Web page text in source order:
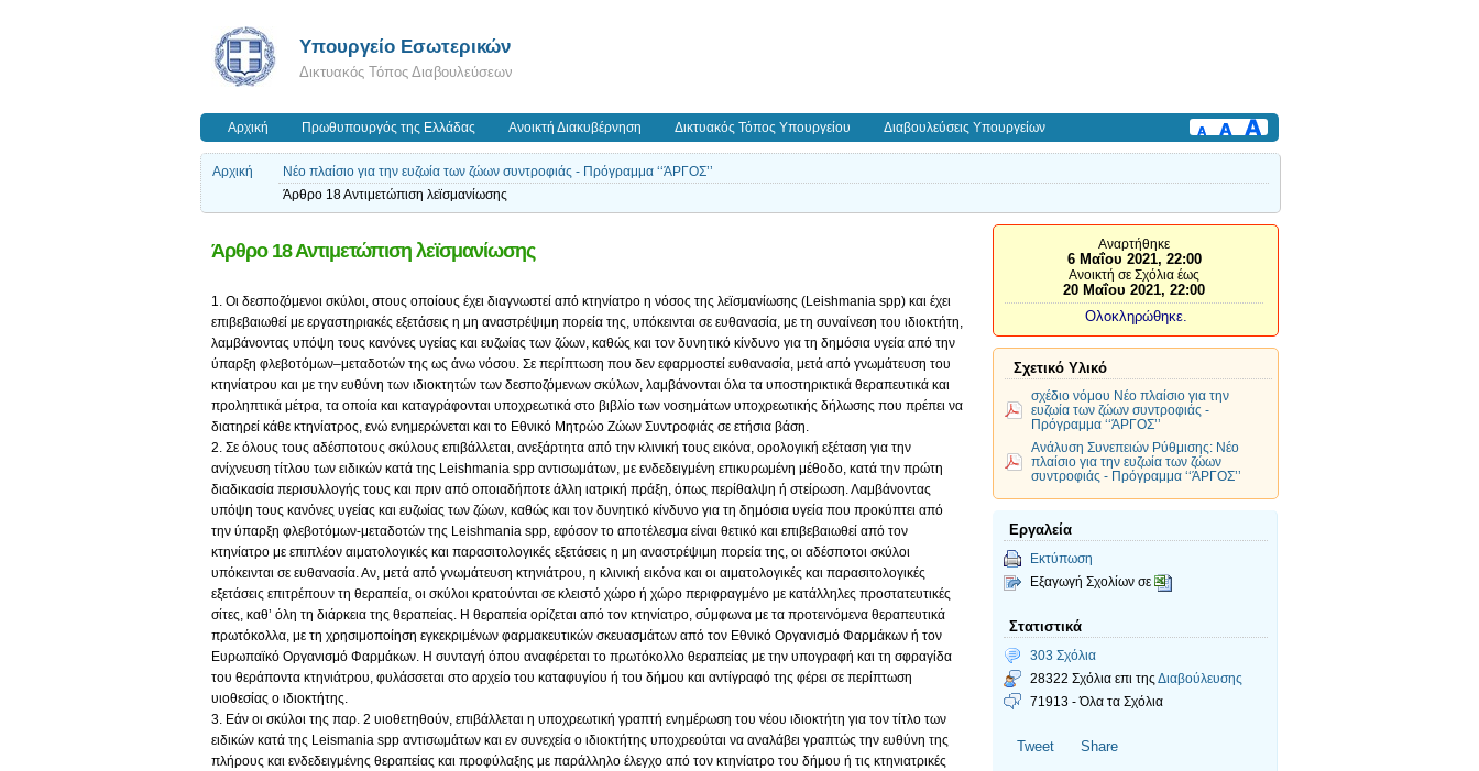
Υπουργείο Εσωτερικών
Δικτυακός Τόπος Διαβουλεύσεων
Αρχική Πρωθυπουργός της Ελλάδας Ανοικτή Διακυβέρνηση Δικτυακός Τόπος Υπουργείου Διαβουλεύσεις Υπουργείων
Αρχική
Νέο πλαίσιο για την ευζωία των ζώων συντροφιάς - Πρόγραμμα ‘‘ΆΡΓΟΣ’’
Άρθρο 18 Αντιμετώπιση λεϊσμανίωσης
Άρθρο 18 Αντιμετώπιση λεϊσμανίωσης
1. Οι δεσποζόμενοι σκύλοι, στους οποίους έχει διαγνωστεί από κτηνίατρο η νόσος της λεϊσμανίωσης (Leishmania spp) και έχει
επιβεβαιωθεί με εργαστηριακές εξετάσεις η μη αναστρέψιμη πορεία της, υπόκεινται σε ευθανασία, με τη συναίνεση του ιδιοκτήτη,
λαμβάνοντας υπόψη τους κανόνες υγείας και ευζωίας των ζώων, καθώς και τον δυνητικό κίνδυνο για τη δημόσια υγεία από την
ύπαρξη φλεβοτόμων–μεταδοτών της ως άνω νόσου. Σε περίπτωση που δεν εφαρμοστεί ευθανασία, μετά από γνωμάτευση του
κτηνίατρου και με την ευθύνη των ιδιοκτητών των δεσποζόμενων σκύλων, λαμβάνονται όλα τα υποστηρικτικά θεραπευτικά και
προληπτικά μέτρα, τα οποία και καταγράφονται υποχρεωτικά στο βιβλίο των νοσημάτων υποχρεωτικής δήλωσης που πρέπει να
διατηρεί κάθε κτηνίατρος, ενώ ενημερώνεται και το Εθνικό Μητρώο Ζώων Συντροφιάς σε ετήσια βάση.
2. Σε όλους τους αδέσποτους σκύλους επιβάλλεται, ανεξάρτητα από την κλινική τους εικόνα, ορολογική εξέταση για την
ανίχνευση τίτλου των ειδικών κατά της Leishmania spp αντισωμάτων, με ενδεδειγμένη επικυρωμένη μέθοδο, κατά την πρώτη
διαδικασία περισυλλογής τους και πριν από οποιαδήποτε άλλη ιατρική πράξη, όπως περίθαλψη ή στείρωση. Λαμβάνοντας
υπόψη τους κανόνες υγείας και ευζωίας των ζώων, καθώς και τον δυνητικό κίνδυνο για τη δημόσια υγεία που προκύπτει από
την ύπαρξη φλεβοτόμων-μεταδοτών της Leishmania spp, εφόσον το αποτέλεσμα είναι θετικό και επιβεβαιωθεί από τον
κτηνίατρο με επιπλέον αιματολογικές και παρασιτολογικές εξετάσεις η μη αναστρέψιμη πορεία της, οι αδέσποτοι σκύλοι
υπόκεινται σε ευθανασία. Αν, μετά από γνωμάτευση κτηνιάτρου, η κλινική εικόνα και οι αιματολογικές και παρασιτολογικές
εξετάσεις επιτρέπουν τη θεραπεία, οι σκύλοι κρατούνται σε κλειστό χώρο ή χώρο περιφραγμένο με κατάλληλες προστατευτικές
σίτες, καθ’ όλη τη διάρκεια της θεραπείας. Η θεραπεία ορίζεται από τον κτηνίατρο, σύμφωνα με τα προτεινόμενα θεραπευτικά
πρωτόκολλα, με τη χρησιμοποίηση εγκεκριμένων φαρμακευτικών σκευασμάτων από τον Εθνικό Οργανισμό Φαρμάκων ή τον
Ευρωπαϊκό Οργανισμό Φαρμάκων. Η συνταγή όπου αναφέρεται το πρωτόκολλο θεραπείας με την υπογραφή και τη σφραγίδα
του θεράποντα κτηνιάτρου, φυλάσσεται στο αρχείο του καταφυγίου ή του δήμου και αντίγραφό της φέρει σε περίπτωση
υιοθεσίας ο ιδιοκτήτης.
3. Εάν οι σκύλοι της παρ. 2 υιοθετηθούν, επιβάλλεται η υποχρεωτική γραπτή ενημέρωση του νέου ιδιοκτήτη για τον τίτλο των
ειδικών κατά της Leismania spp αντισωμάτων και εν συνεχεία ο ιδιοκτήτης υποχρεούται να αναλάβει γραπτώς την ευθύνη της
πλήρους και ενδεδειγμένης θεραπείας και προφύλαξης με παράλληλο έλεγχο από τον κτηνίατρο του δήμου ή τις κτηνιατρικές
Αναρτήθηκε
6 Μαΐου 2021, 22:00
Ανοικτή σε Σχόλια έως
20 Μαΐου 2021, 22:00
Ολοκληρώθηκε.
Σχετικό Υλικό
σχέδιο νόμου Νέο πλαίσιο για την
ευζωία των ζώων συντροφιάς -
Πρόγραμμα ‘‘ΆΡΓΟΣ’’
Ανάλυση Συνεπειών Ρύθμισης: Νέο
πλαίσιο για την ευζωία των ζώων
συντροφιάς - Πρόγραμμα ‘‘ΆΡΓΟΣ’’
Εργαλεία
Εκτύπωση
Εξαγωγή Σχολίων σε
Στατιστικά
303 Σχόλια
28322 Σχόλια επι της Διαβούλευσης
71913 - Όλα τα Σχόλια
Tweet Share